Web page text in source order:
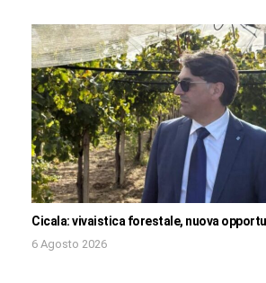
Cicala: vivaistica forestale, nuova
6 Agosto 2026